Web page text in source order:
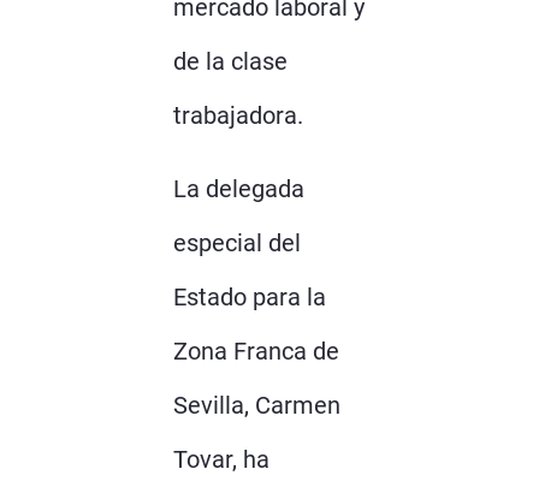
mercado laboral y
de la clase
trabajadora.
La delegada
especial del
Estado para la
Zona Franca de
Sevilla, Carmen
Tovar, ha